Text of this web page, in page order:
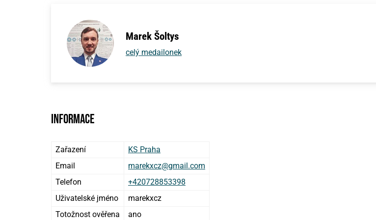
Marek Šoltys
celý medailonek
Informace
Zařazení
KS Praha
Email
marekxcz@gmail.com
Telefon
+420728853398
Uživatelské jméno
marekxcz
Totožnost ověřena
ano